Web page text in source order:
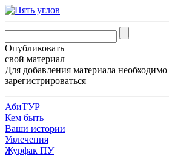
Опубликовать
свой материал
Для добавления материала необходимо
зарегистрироваться
АбиТУР
Кем быть
Ваши истории
Увлечения
Журфак ПУ